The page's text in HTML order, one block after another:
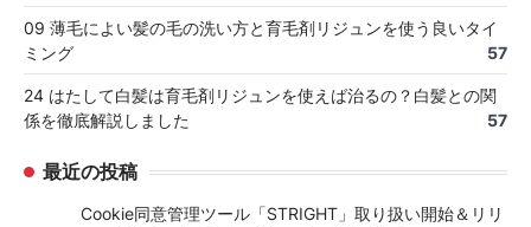
09 薄毛によい髪の毛の洗い方と育毛剤リジュンを使う良いタイ
ミング
57
24 はたして白髪は育毛剤リジュンを使えば治るの？白髪との関
係を徹底解説しました
57
最近の投稿
Cookie同意管理ツール「STRIGHT」取り扱い開始＆リリ